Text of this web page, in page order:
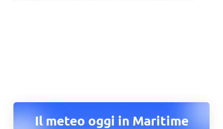
Il meteo oggi in Maritime